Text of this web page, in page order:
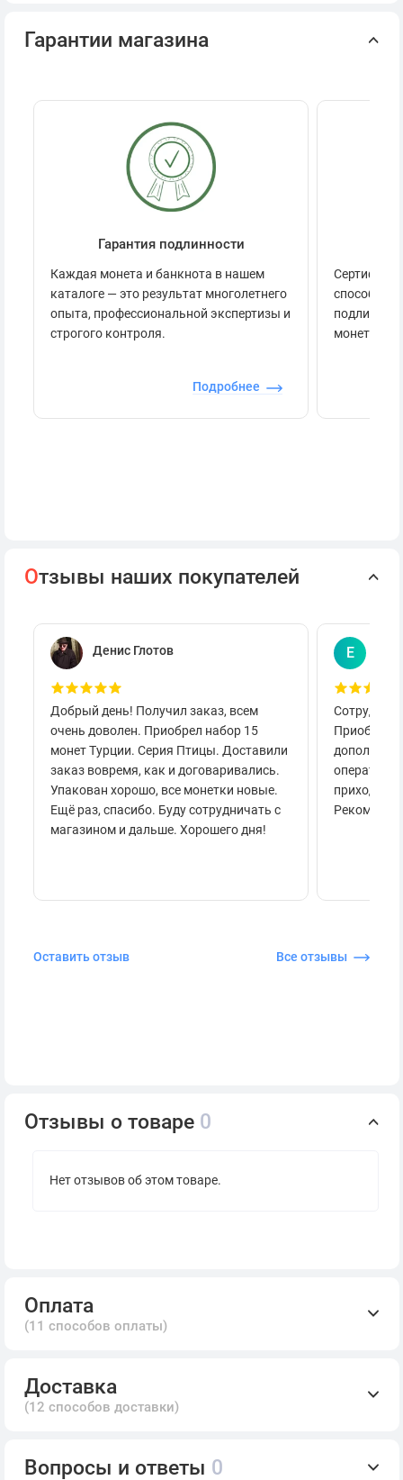
Гарантии магазина
Гарантия подлинности
Каждая монета и банкнота в нашем
каталоге — это результат многолетнего
опыта, профессиональной экспертизы и
строгого контроля.
Подробнее
способов
монеты.
Отзывы наших покупателей
Денис Глотов
Добрый день! Получил заказ, всем
очень доволен. Приобрел набор 15
монет Турции. Серия Птицы. Доставили
заказ вовремя, как и договаривались.
Упакован хорошо, все монетки новые.
Ещё раз, спасибо. Буду сотрудничать с
магазином и дальше. Хорошего дня!
Е
приходило
Оставить отзыв Все отзывы
Отзывы о товаре 0
Нет отзывов об этом товаре.
Оплата
(11 способов оплаты)
Доставка
(12 способов доставки)
Вопросы и ответы 0